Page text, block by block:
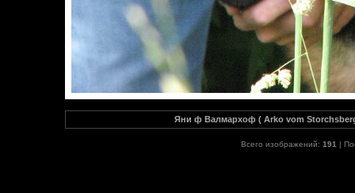
Яни ф Валмархоф ( Arko vom
Всего изображений: 191 |